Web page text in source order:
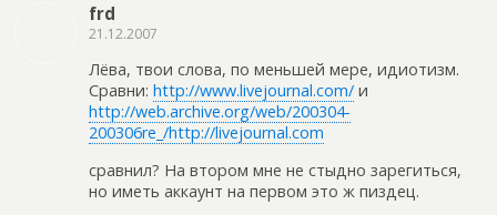
frd
21.12.2007
Лёва, твои слова, по меньшей мере, идиотизм.
Сравни: http://www.livejournal.com/ и
http://web.archive.org/web/200304-
200306re_/http://livejournal.com
сравнил? На втором мне не стыдно зарегиться,
но иметь аккаунт на первом это ж пиздец.